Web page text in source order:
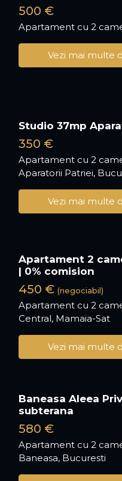
500 €
Apartament cu 2
Vezi mai multe
Studio 37mp
350 €
Apartament cu 2
Aparatorii Patriei,
Vezi mai multe
Apartament 2
| 0% comision
450 € (negociabil)
Apartament cu 2
Central, Mamaia-Sat
Vezi mai multe
Baneasa Aleea
subterana
580 €
Apartament cu 2
Baneasa, Bucuresti